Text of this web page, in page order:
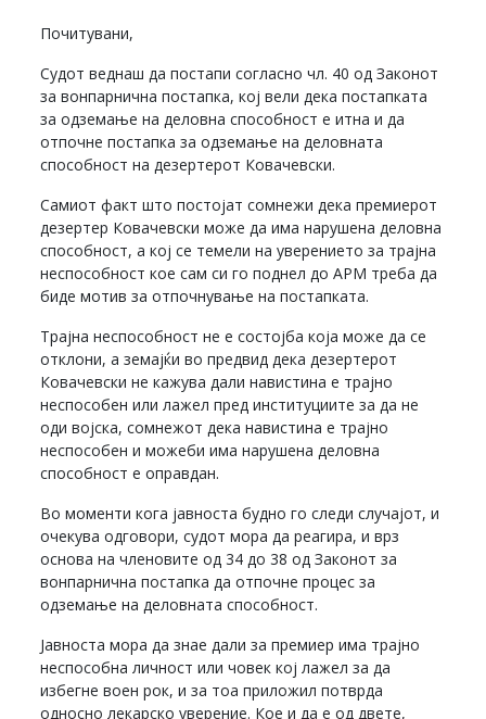
Почитувани,
Судот веднаш да постапи согласно чл. 40 од Законот
за вонпарнична постапка, кој вели дека постапката
за одземање на деловна способност е итна и да
отпочне постапка за одземање на деловната
способност на дезертерот Ковачевски.
Самиот факт што постојат сомнежи дека премиерот
дезертер Ковачевски може да има нарушена деловна
способност, а кој се темели на уверението за трајна
неспособност кое сам си го поднел до АРМ треба да
биде мотив за отпочнување на постапката.
Трајна неспособност не е состојба која може да се
отклони, а земајќи во предвид дека дезертерот
Ковачевски не кажува дали навистина е трајно
неспособен или лажел пред институциите за да не
оди војска, сомнежот дека навистина е трајно
неспособен и можеби има нарушена деловна
способност е оправдан.
Во моменти кога јавноста будно го следи случајот, и
очекува одговори, судот мора да реагира, и врз
основа на членовите од 34 до 38 од Законот за
вонпарнична постапка да отпочне процес за
одземање на деловната способност.
Јавноста мора да знае дали за премиер има трајно
неспособна личност или човек кој лажел за да
избегне воен рок, и за тоа приложил потврда
односно лекарско уверение. Кое и да е од двете,